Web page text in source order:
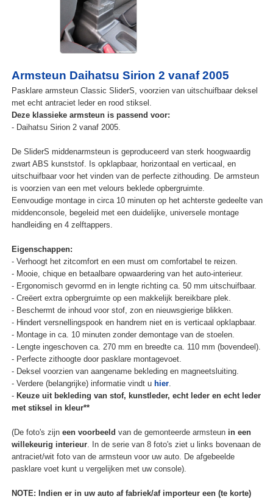
Armsteun Daihatsu Sirion 2 vanaf 2005
Pasklare armsteun Classic SliderS, voorzien van uitschuifbaar deksel
met echt antraciet leder en rood stiksel.
Deze klassieke armsteun is passend voor:
- Daihatsu Sirion 2 vanaf 2005.
De SliderS middenarmsteun is geproduceerd van sterk hoogwaardig
zwart ABS kunststof. Is opklapbaar, horizontaal en verticaal, en
uitschuifbaar voor het vinden van de perfecte zithouding. De armsteun
is voorzien van een met velours beklede opbergruimte.
Eenvoudige montage in circa 10 minuten op het achterste gedeelte van
middenconsole, begeleid met een duidelijke, universele montage
handleiding en 4 zelftappers.
Eigenschappen:
- Verhoogt het zitcomfort en een must om comfortabel te reizen.
- Mooie, chique en betaalbare opwaardering van het auto-interieur.
- Ergonomisch gevormd en in lengte richting ca. 50 mm uitschuifbaar.
- Creëert extra opbergruimte op een makkelijk bereikbare plek.
- Beschermt de inhoud voor stof, zon en nieuwsgierige blikken.
- Hindert versnellingspook en handrem niet en is verticaal opklapbaar.
- Montage in ca. 10 minuten zonder demontage van de stoelen.
- Lengte ingeschoven ca. 270 mm en breedte ca. 110 mm (bovendeel).
- Perfecte zithoogte door pasklare montagevoet.
- Deksel voorzien van aangename bekleding en magneetsluiting.
- Verdere (belangrijke) informatie vindt u hier.
- Keuze uit bekleding van stof, kunstleder, echt leder en echt leder
met stiksel in kleur**
(De foto's zijn een voorbeeld van de gemonteerde armsteun in een
willekeurig interieur. In de serie van 8 foto's ziet u links bovenaan de
antraciet/wit foto van de armsteun voor uw auto. De afgebeelde
pasklare voet kunt u vergelijken met uw console).
NOTE: Indien er in uw auto af fabriek/af importeur een (te korte)